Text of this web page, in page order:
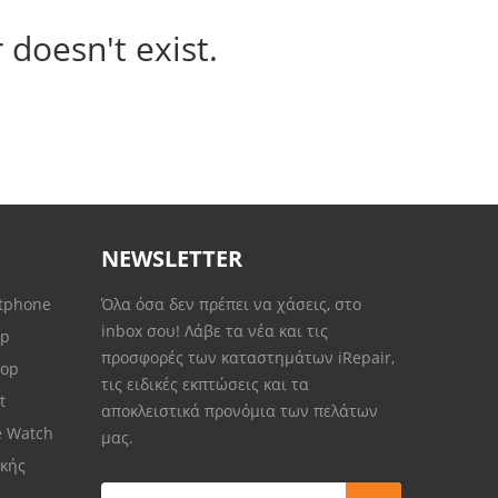
exist.
Watch
NEWSLETTER
Όλα όσα δεν πρέπει να χάσεις, στο
inbox σου! Λάβε τα νέα και τις
προσφορές των καταστημάτων iRepair,
τις ειδικές εκπτώσεις και τα
αποκλειστικά προνόμια των πελάτων
μας.